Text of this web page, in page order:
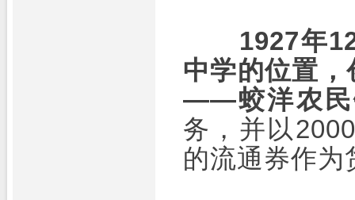
1927年
中学的位置
——蛟洋农民
务，并以
的流通券作为